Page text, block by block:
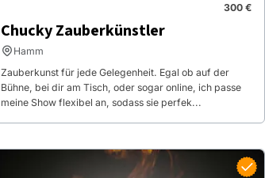
300 €
Chucky Zauberkünstler
Hamm
Zauberkunst für jede Gelegenheit. Egal ob auf der
Bühne, bei dir am Tisch, oder sogar online, ich passe
meine Show flexibel an, sodass sie perfek...